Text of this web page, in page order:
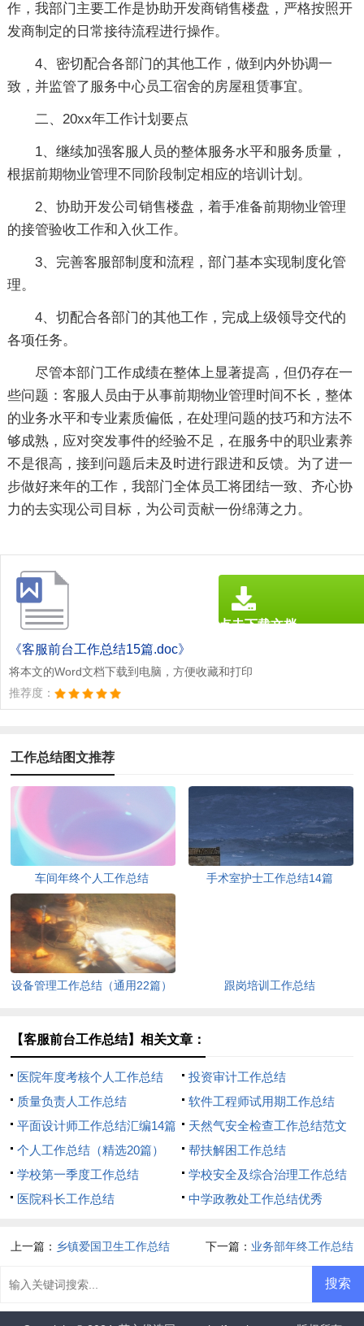
作，我部门主要工作是协助开发商销售楼盘，严格按照开
发商制定的日常接待流程进行操作。
4、密切配合各部门的其他工作，做到内外协调一
致，并监管了服务中心员工宿舍的房屋租赁事宜。
二、20xx年工作计划要点
1、继续加强客服人员的整体服务水平和服务质量，
根据前期物业管理不同阶段制定相应的培训计划。
2、协助开发公司销售楼盘，着手准备前期物业管理
的接管验收工作和入伙工作。
3、完善客服部制度和流程，部门基本实现制度化管
理。
4、切配合各部门的其他工作，完成上级领导交代的
各项任务。
尽管本部门工作成绩在整体上显著提高，但仍存在一
些问题：客服人员由于从事前期物业管理时间不长，整体
的业务水平和专业素质偏低，在处理问题的技巧和方法不
够成熟，应对突发事件的经验不足，在服务中的职业素养
不是很高，接到问题后未及时进行跟进和反馈。为了进一
步做好来年的工作，我部门全体员工将团结一致、齐心协
力的去实现公司目标，为公司贡献一份绵薄之力。
《客服前台工作总结15篇.doc》
将本文的Word文档下载到电脑，方便收藏和打印
推荐度：
点击下载文档
工作总结图文推荐
车间年终个人工作总结 手术室护士工作总结14篇
设备管理工作总结（通用22篇） 跟岗培训工作总结
【客服前台工作总结】相关文章：
医院年度考核个人工作总结
投资审计工作总结
质量负责人工作总结
软件工程师试用期工作总结
平面设计师工作总结汇编14篇
天然气安全检查工作总结范文
（通用11篇）
个人工作总结（精选20篇）
帮扶解困工作总结
学校第一季度工作总结
学校安全及综合治理工作总结
医院科长工作总结
中学政教处工作总结优秀
上一篇： 乡镇爱国卫生工作总结 下一篇： 业务部年终工作总结